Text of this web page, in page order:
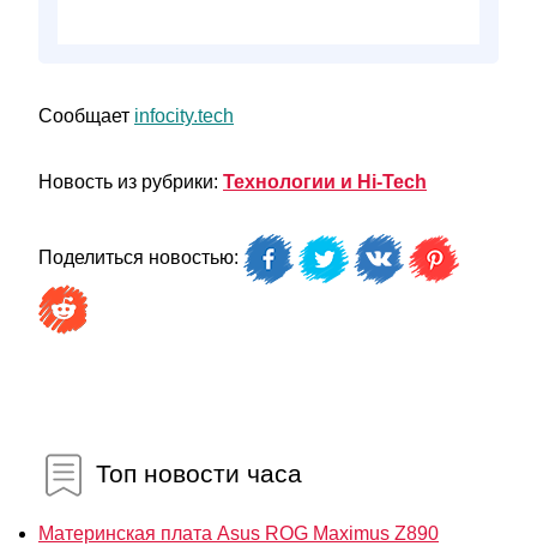
Сообщает infocity.tech
Новость из рубрики: Технологии и Hi-Tech
Поделиться новостью:
Топ новости часа
Материнская плата Asus ROG Maximus Z890